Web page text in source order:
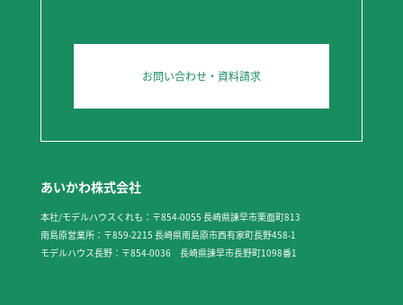
お問い合わせ・資料請求
あいかわ株式会社
本社/モデルハウスくれも：〒854-0055 長崎県諫早市栗面町813
南島原営業所：〒859-2215 長崎県南島原市西有家町長野458-1
モデルハウス長野：〒854-0036 長崎県諫早市長野町1098番1